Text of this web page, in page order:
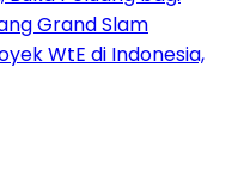
Grand Slam
WtE di Indonesia,